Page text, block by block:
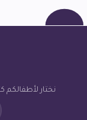
نختار لأطفالكم